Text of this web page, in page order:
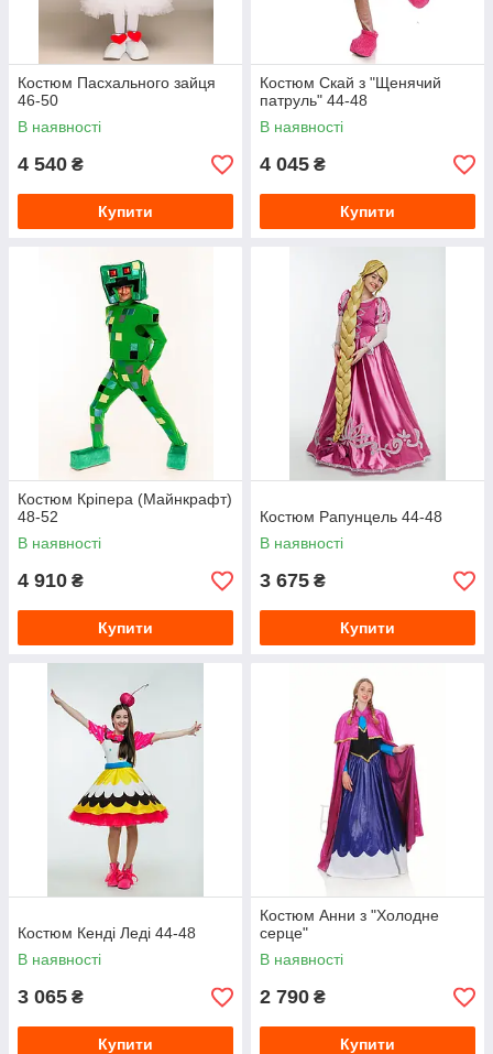
Костюм Пасхального зайця
46-50
В наявності
4 540 ₴
Купити
Костюм Скай з "Щенячий
патруль" 44-48
В наявності
4 045 ₴
Купити
Костюм Кріпера (Майнкрафт)
48-52
В наявності
4 910 ₴
Купити
Костюм Рапунцель 44-48
В наявності
3 675 ₴
Купити
Костюм Кенді Леді 44-48
В наявності
3 065 ₴
Купити
Костюм Анни з "Холодне
серце"
В наявності
2 790 ₴
Купити